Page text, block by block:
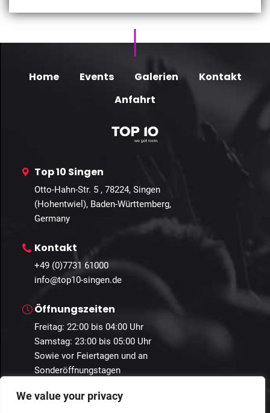
We value your privacy
Home Events Galerien
Kontakt
Anfahrt
Top 10 Singen
Otto-Hahn-Str. 5 , 78224, Singen
(Hohentwiel), Baden-Württemberg,
Germany
Kontakt
+49 (0)7731 61000
info@top10-singen.de
Öffnungszeiten
Freitag: 22:00 bis 04:00 Uhr
Samstag: 23:00 bis 05:00 Uhr
Sowie vor Feiertagen und an
Sonderöffnungstagen